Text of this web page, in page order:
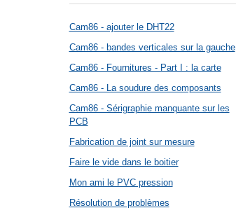
Cam86 - ajouter le DHT22
Cam86 - bandes verticales sur la gauche
Cam86 - Fournitures - Part I : la carte
Cam86 - La soudure des composants
Cam86 - Sérigraphie manquante sur les
PCB
Fabrication de joint sur mesure
Faire le vide dans le boitier
Mon ami le PVC pression
Résolution de problèmes